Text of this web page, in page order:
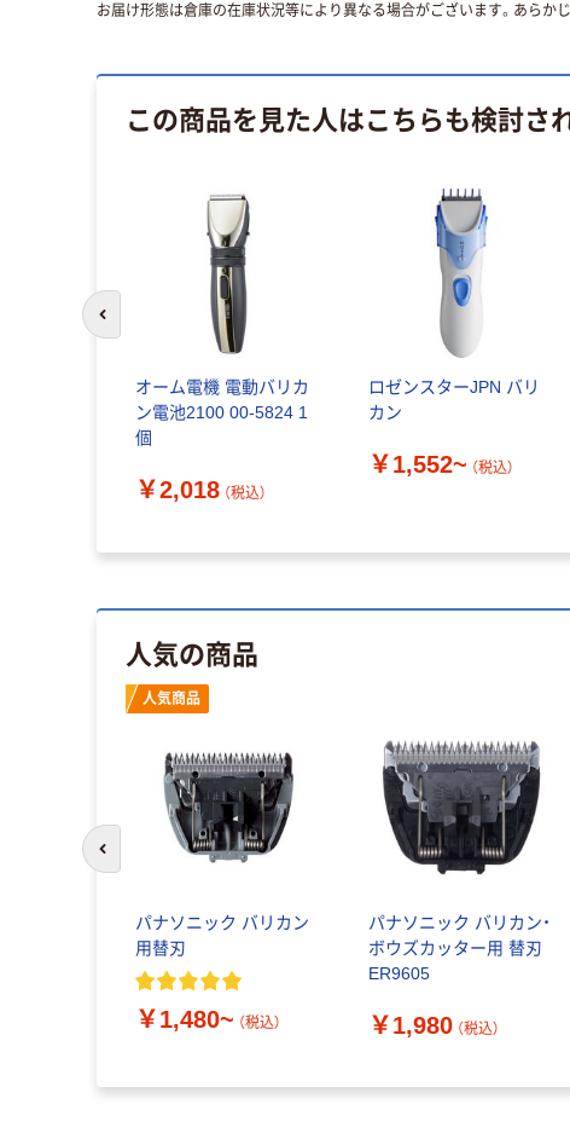
お届け形態は倉庫の在庫状況等により異なる場合がございます。あらか
この商品を見た人はこちらも検討さ
オーム電機 電動バリカ
ン電池2100 00-5824 1
個
￥2,018 （税込）
ロゼンスターJPN バリ
カン
￥1,552~ （税込）
人気の商品
人気商品
パナソニック バリカン
用替刃
￥1,480~ （税込）
パナソニック バリカン・
ボウズカッター用 替刃
ER9605
￥1,980 （税込）
前のスライドへ